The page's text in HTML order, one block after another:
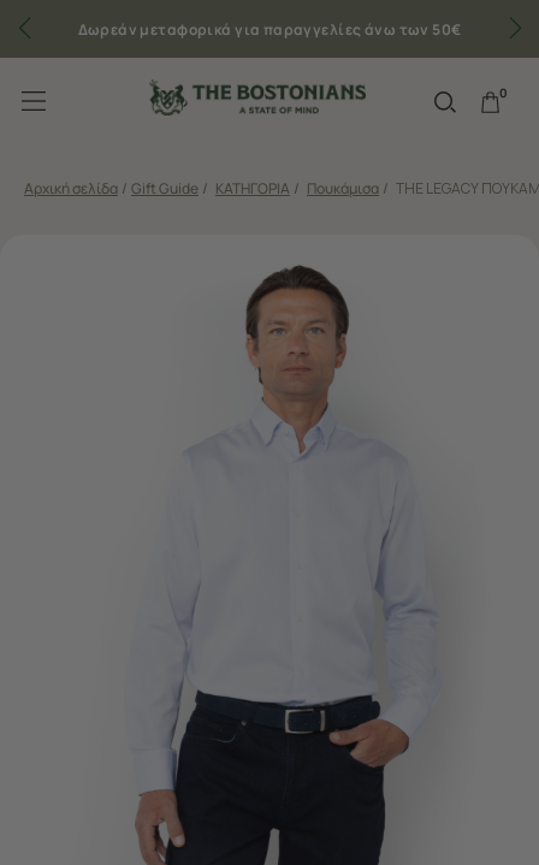
Δωρεάν μεταφορικά για παραγγελίες άνω των 50€
0
Αρχική σελίδα / Gift Guide / ΚΑΤΗΓΟΡΙΑ / Πουκάμισα / THE LEGACY